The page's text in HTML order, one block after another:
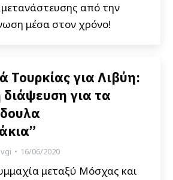
από την
μέσα στον χρόνο!
Τουρκίας για Λιβύη:
για τα
16/06/2020
μεταξύ Μόσχας και